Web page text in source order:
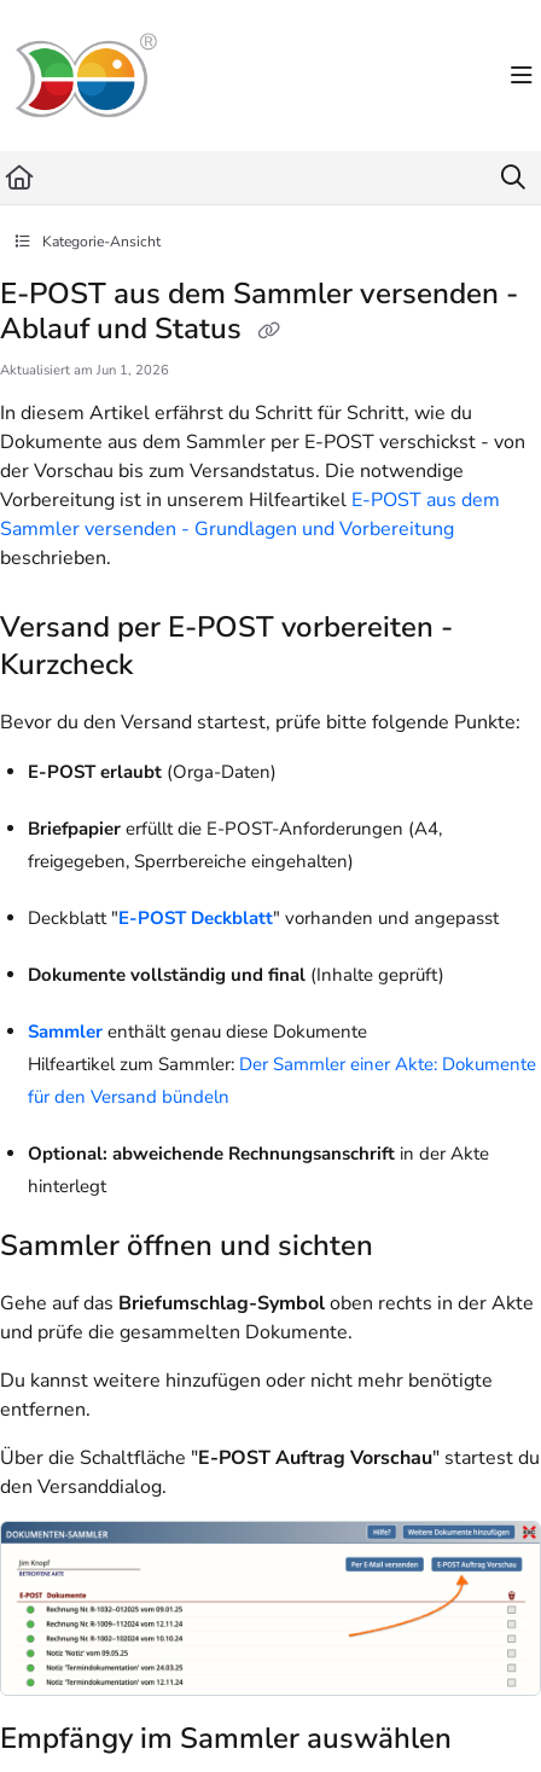
Fetch the complete documentation index at:
Use this file to discover all available pages before exploring further.
Kategorie-Ansicht
E-POST aus dem Sammler versenden -
Ablauf und Status
Aktualisiert am Jun 1, 2026
In diesem Artikel erfährst du Schritt für Schritt, wie du
Dokumente aus dem Sammler per E-POST verschickst - von
der Vorschau bis zum Versandstatus. Die notwendige
Vorbereitung ist in unserem Hilfeartikel E-POST aus dem
Sammler versenden - Grundlagen und Vorbereitung
beschrieben.
Versand per E-POST vorbereiten -
Kurzcheck
Bevor du den Versand startest, prüfe bitte folgende Punkte:
E-POST erlaubt(Orga-Daten)
Briefpapiererfüllt die E-POST-Anforderungen (A4,
freigegeben, Sperrbereiche eingehalten)
Deckblatt "E-POST Deckblatt" vorhanden und angepasst
Dokumente vollständig und final(Inhalte geprüft)
Sammlerenthält genau diese Dokumente
Hilfeartikel zum Sammler: Der Sammler einer Akte: Dokumente
für den Versand bündeln
Optional: abweichende Rechnungsanschriftin der Akte
hinterlegt
Sammler öffnen und sichten
Gehe auf das Briefumschlag-Symboloben rechts in der Akte
und prüfe die gesammelten Dokumente.
Du kannst weitere hinzufügen oder nicht mehr benötigte
entfernen.
Über die Schaltfläche "E-POST Auftrag Vorschau" startest du
den Versanddialog.
Empfängy im Sammler auswählen